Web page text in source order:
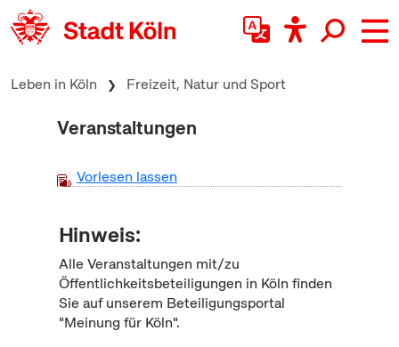
zum Inhalt springen
Leben in Köln Freizeit, Natur und Sport
Veranstaltungen
Vorlesen lassen
Hinweis:
Alle Veranstaltungen mit/zu
Öffentlichkeitsbeteiligungen in Köln finden
Sie auf unserem Beteiligungsportal
"Meinung für Köln".